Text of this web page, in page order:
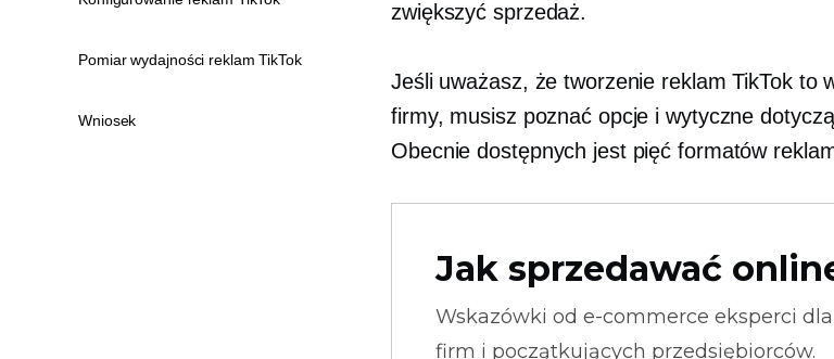
zwiększyć sprzedaż.
Jeśli uważasz, że tworzenie reklam TikTok to
firmy, musisz poznać opcje i wytyczne
Obecnie dostępnych jest pięć formatów
Jak sprzedawać
Wskazówki od e-commerce eksperci dla
firm i początkujących przedsiębiorców.
Pomiar wydajności reklam TikTok
Wniosek